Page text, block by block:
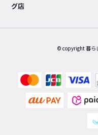
グ店
© copyright 暮ら